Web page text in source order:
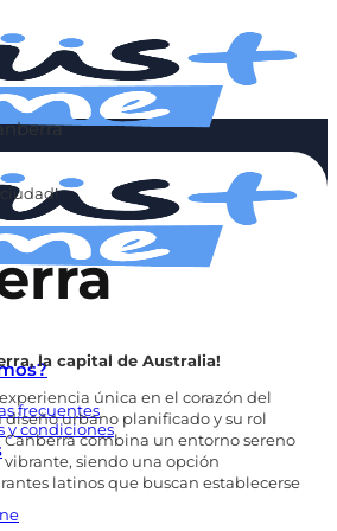
frecuentes
y condiciones
ciudad!
la capital de Australia!
única en el corazón del
diseño urbano planificado y su rol
combina un entorno sereno
siendo una opción
latinos que buscan establecerse